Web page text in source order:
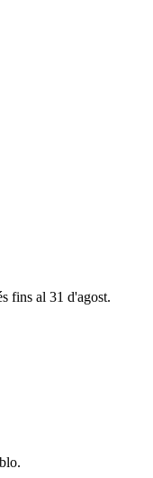
fins al 31 d'agost.